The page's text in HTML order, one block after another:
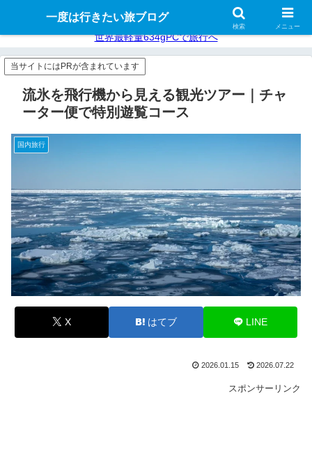
旅に最適ノートPC 旅に最適デジカメ
世界最軽量634gPCで旅行へ
当サイトにはPRが含まれています
流氷を飛行機から見える観光ツアー｜チャ
ーター便で特別遊覧コース
国内旅行
X はてブ LINE
2026.01.15 2026.07.22
スポンサーリンク
一度は行きたい旅ブログ
検索 メニュー